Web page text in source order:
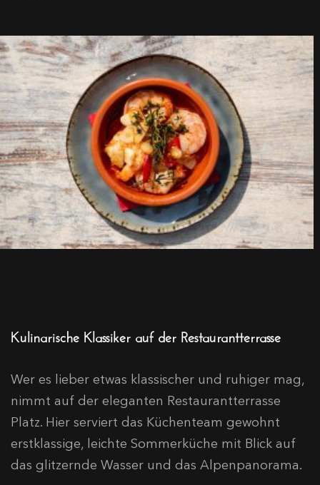
Kulinarische Klassiker auf der Restaurantterrasse
Wer es lieber etwas klassischer und ruhiger mag,
nimmt auf der eleganten Restaurantterrasse
Platz. Hier serviert das Küchenteam gewohnt
erstklassige, leichte Sommerküche mit Blick auf
das glitzernde Wasser und das Alpenpanorama.